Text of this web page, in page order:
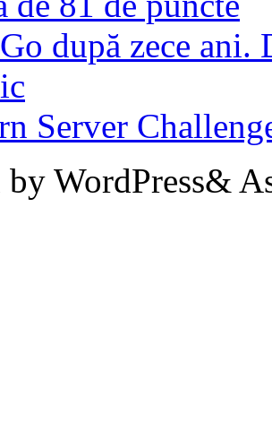
după zece ani.
Server
by WordPress&